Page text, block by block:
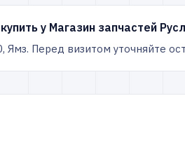
у Магазин запчастей
Ямз. Перед визитом уточняйте